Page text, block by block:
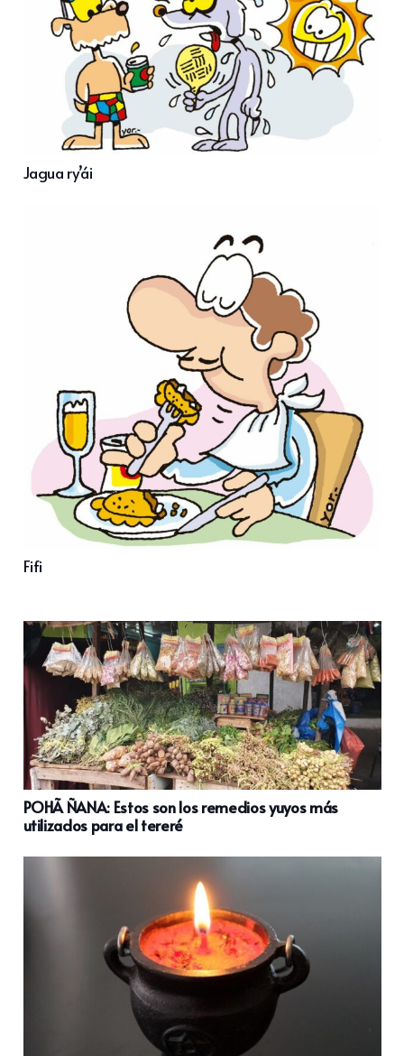
Jagua ry’ái
Fifi
POHÃ ÑANA: Estos son los remedios yuyos más
utilizados para el tereré